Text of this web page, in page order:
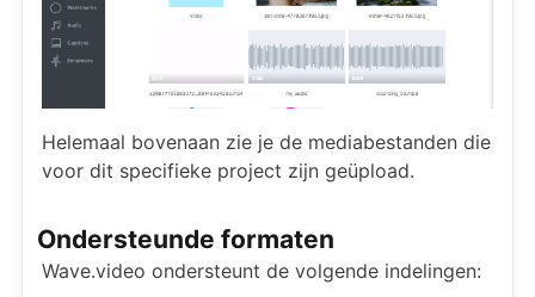
Helemaal bovenaan zie je de mediabestanden die
voor dit specifieke project zijn geüpload.
Ondersteunde formaten
Wave.video ondersteunt de volgende indelingen: